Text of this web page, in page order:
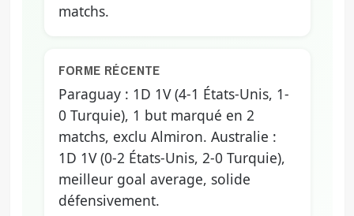
matchs.
FORME RÉCENTE
Paraguay : 1D 1V (4-1 États-Unis, 1-
0 Turquie), 1 but marqué en 2
matchs, exclu Almiron. Australie :
1D 1V (0-2 États-Unis, 2-0 Turquie),
meilleur goal average, solide
défensivement.